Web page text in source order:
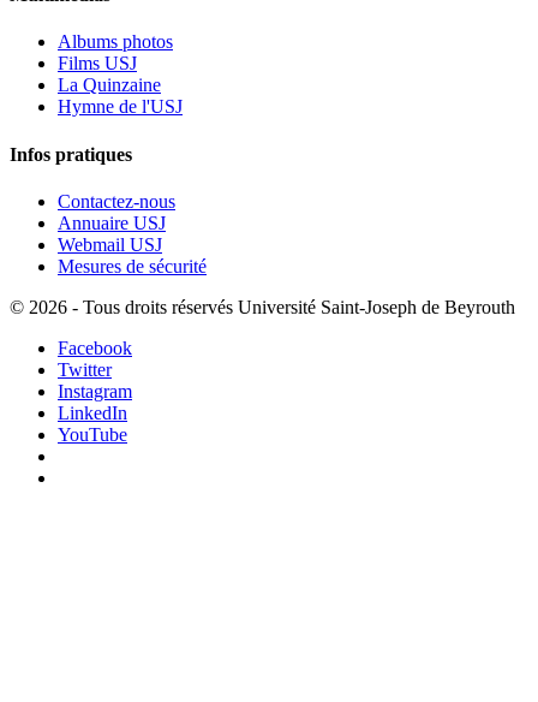
Albums photos
Films USJ
La Quinzaine
Hymne de l'USJ
Infos pratiques
Contactez-nous
Annuaire USJ
Webmail USJ
Mesures de sécurité
© 2026 - Tous droits réservés Université Saint-Joseph de Beyrouth
Facebook
Twitter
Instagram
LinkedIn
YouTube